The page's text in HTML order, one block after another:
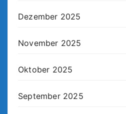
Dezember 2025
November 2025
Oktober 2025
September 2025